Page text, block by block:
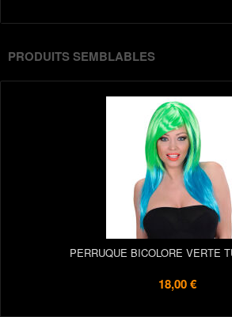
PRODUITS SEMBLABLES
PERRUQUE BICOLORE VERTE
18,00 €